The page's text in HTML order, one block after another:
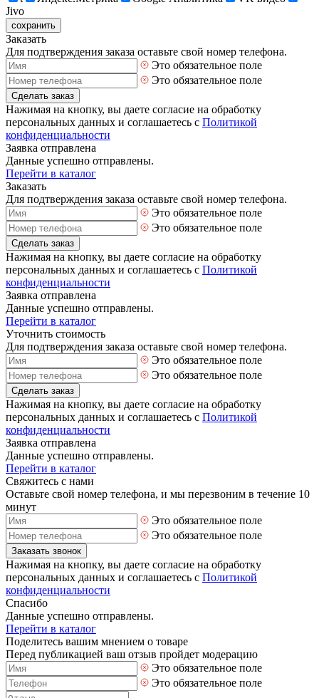
Jivo
сохранить
Заказать
Для подтверждения заказа оставьте свой номер телефона.
Это обязательное поле
Это обязательное поле
Сделать заказ
Нажимая на кнопку, вы даете согласие на обработку
персональных данных и соглашаетесь с Политикой
конфиденциальности
Заявка отправлена
Данные успешно отправлены.
Перейти в каталог
Заказать
Для подтверждения заказа оставьте свой номер телефона.
Это обязательное поле
Это обязательное поле
Сделать заказ
Нажимая на кнопку, вы даете согласие на обработку
персональных данных и соглашаетесь с Политикой
конфиденциальности
Заявка отправлена
Данные успешно отправлены.
Перейти в каталог
Уточнить стоимость
Для подтверждения заказа оставьте свой номер телефона.
Это обязательное поле
Это обязательное поле
Сделать заказ
Нажимая на кнопку, вы даете согласие на обработку
персональных данных и соглашаетесь с Политикой
конфиденциальности
Заявка отправлена
Данные успешно отправлены.
Перейти в каталог
Свяжитесь с нами
Оставьте свой номер телефона, и мы перезвоним в течение 10
минут
Это обязательное поле
Это обязательное поле
Заказать звонок
Нажимая на кнопку, вы даете согласие на обработку
персональных данных и соглашаетесь с Политикой
конфиденциальности
Спасибо
Данные успешно отправлены.
Перейти в каталог
Поделитесь вашим мнением о товаре
Перед публикацией ваш отзыв пройдет модерацию
Это обязательное поле
Это обязательное поле